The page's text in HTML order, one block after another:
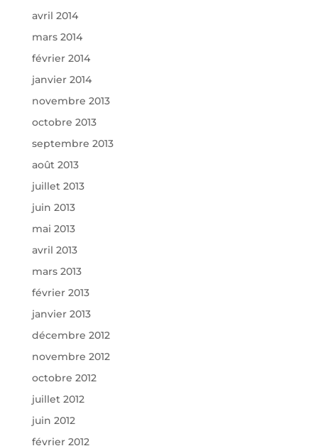
avril 2014
mars 2014
février 2014
janvier 2014
novembre 2013
octobre 2013
septembre 2013
août 2013
juillet 2013
juin 2013
mai 2013
avril 2013
mars 2013
février 2013
janvier 2013
décembre 2012
novembre 2012
octobre 2012
juillet 2012
juin 2012
février 2012